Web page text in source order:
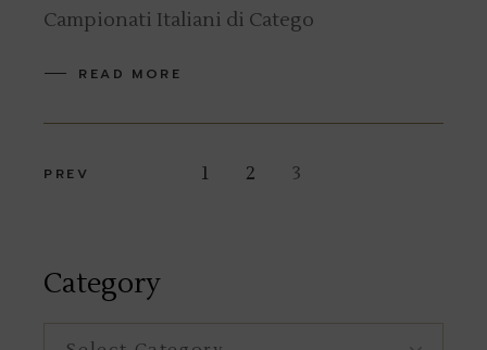
Campionati Italiani di Catego
READ MORE
Posts
PREV 1 2 3
Category